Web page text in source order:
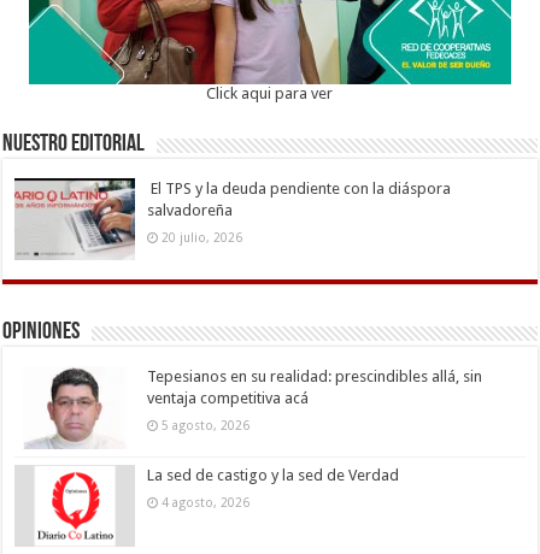
Click aqui para ver
Nuestro Editorial
El TPS y la deuda pendiente con la diáspora
salvadoreña
20 julio, 2026
Opiniones
Tepesianos en su realidad: prescindibles allá, sin
ventaja competitiva acá
5 agosto, 2026
La sed de castigo y la sed de Verdad
4 agosto, 2026